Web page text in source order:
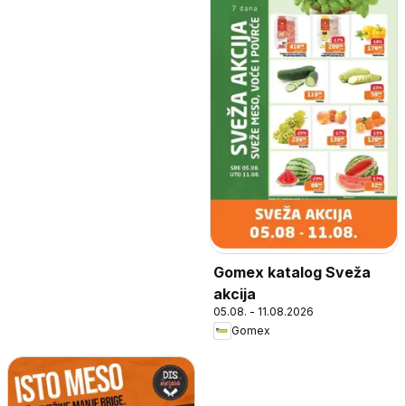
Gomex katalog Sveža
akcija
05.08. - 11.08.2026
Gomex